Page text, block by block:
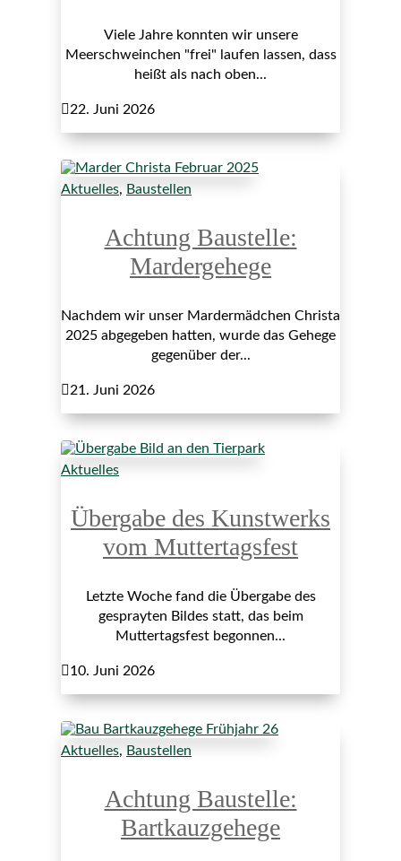
Viele Jahre konnten wir unsere
Meerschweinchen "frei" laufen lassen, dass
heißt als nach oben...
22. Juni 2026
Aktuelles, Baustellen
Achtung Baustelle:
Mardergehege
Nachdem wir unser Mardermädchen Christa
2025 abgegeben hatten, wurde das Gehege
gegenüber der...
21. Juni 2026
Aktuelles
Übergabe des Kunstwerks
vom Muttertagsfest
Letzte Woche fand die Übergabe des
gesprayten Bildes statt, das beim
Muttertagsfest begonnen...
10. Juni 2026
Aktuelles, Baustellen
Achtung Baustelle:
Bartkauzgehege